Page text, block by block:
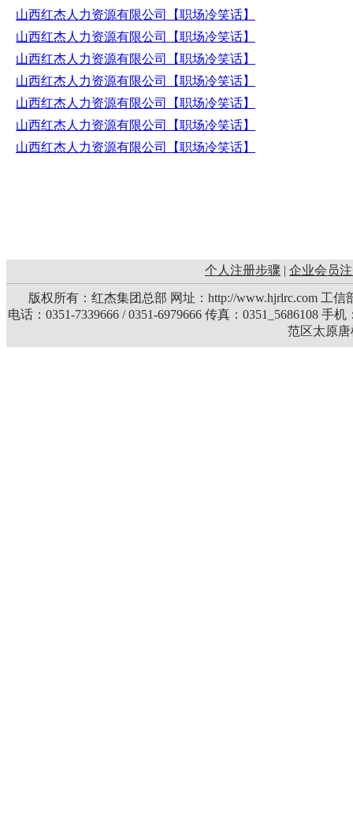
山西红杰人力资源有限公司【职场冷笑话】
山西红杰人力资源有限公司【职场冷笑话】
山西红杰人力资源有限公司【职场冷笑话】
山西红杰人力资源有限公司【职场冷笑话】
山西红杰人力资源有限公司【职场冷笑话】
山西红杰人力资源有限公司【职场冷笑话】
山西红杰人力资源有限公司【职场冷笑话】
个人注册步骤 | 企业会员
版权所有：红杰集团总部 网址：http://www.hjrlrc.com 工信
电话：0351-7339666 / 0351-6979666 传真：0351_5686108 手
范区太原